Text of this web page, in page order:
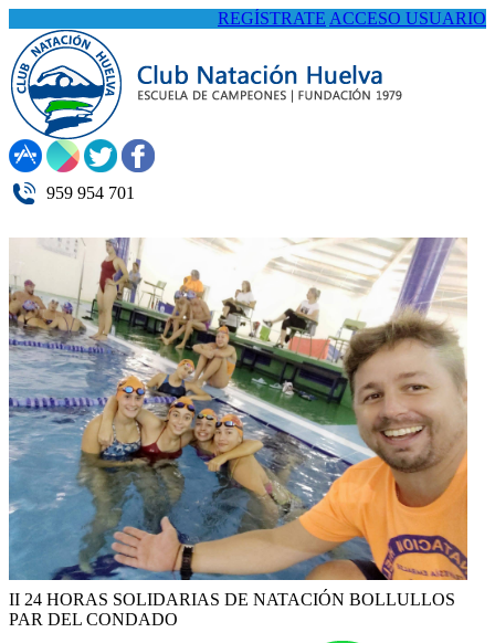
REGÍSTRATE ACCESO USUARIO
959 954 701
II 24 HORAS SOLIDARIAS DE NATACIÓN BOLLULLOS
PAR DEL CONDADO